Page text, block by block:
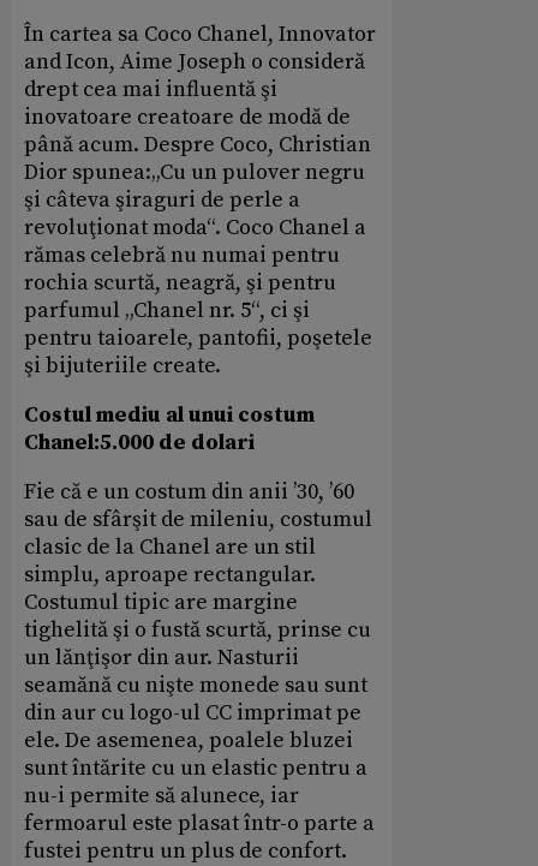
În cartea sa Coco Chanel, Innovator
and Icon, Aime Joseph o consideră
drept cea mai influentă şi
inovatoare creatoare de modă de
până acum. Despre Coco, Christian
Dior spunea:„Cu un pulover negru
şi câteva şiraguri de perle a
revoluţionat moda“. Coco Chanel a
rămas celebră nu numai pentru
rochia scurtă, neagră, şi pentru
parfumul „Chanel nr. 5“, ci şi
pentru taioarele, pantofii, poşetele
şi bijuteriile create.
Costul mediu al unui costum
Chanel:5.000 de dolari
Fie că e un costum din anii ’30, ’60
sau de sfârşit de mileniu, costumul
clasic de la Chanel are un stil
simplu, aproape rectangular.
Costumul tipic are margine
tighelită şi o fustă scurtă, prinse cu
un lănţişor din aur. Nasturii
seamănă cu nişte monede sau sunt
din aur cu logo-ul CC imprimat pe
ele. De asemenea, poalele bluzei
sunt întărite cu un elastic pentru a
nu-i permite să alunece, iar
fermoarul este plasat într-o parte a
fustei pentru un plus de confort.